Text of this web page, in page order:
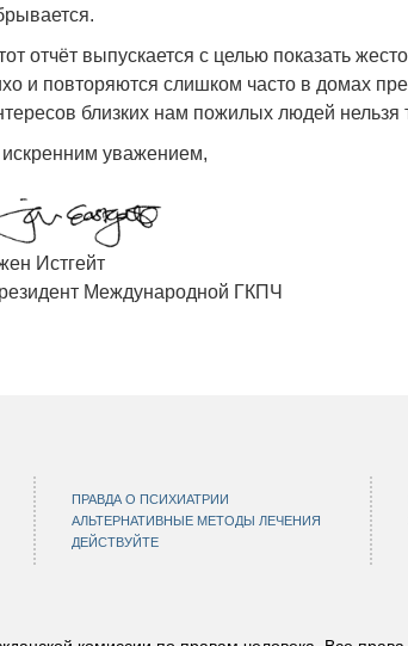
отчёт выпускается с целью показать
и повторяются слишком часто в домах
близких нам пожилых людей
уважением,
Истгейт
Международной ГКПЧ
ПРАВДА О ПСИХИАТРИИ
АЛЬТЕРНАТИВНЫЕ МЕТОДЫ ЛЕЧЕНИЯ
ДЕЙСТВУЙТЕ